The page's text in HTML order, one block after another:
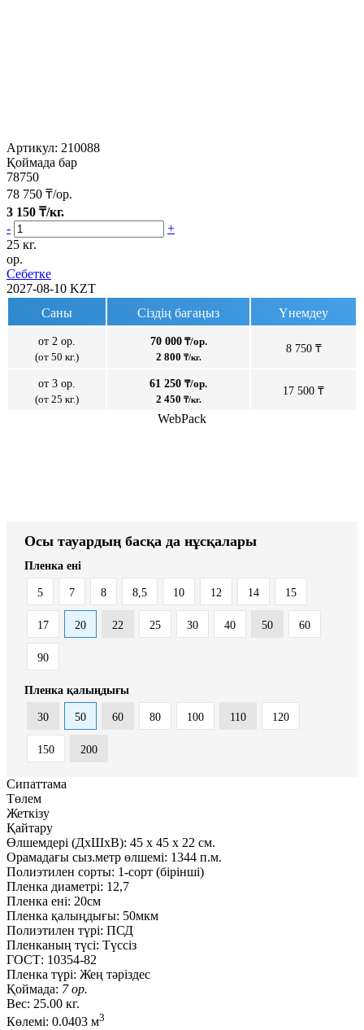
Артикул: 210088
Қоймада бар
78750
78 750 ₸/ор.
3 150 ₸/кг.
-
+
25 кг.
ор.
Себетке
2027-08-10 KZT
Саны
Сіздің бағаңыз Үнемдеу
от 2 ор.
(от 50 кг.)
70 000₸/ор.
2 800 ₸/кг.
8 750 ₸
от 3 ор.
(от 25 кг.)
61 250 ₸/ор.
2 450 ₸/кг.
17 500 ₸
WebPack
Осы тауардың басқа да нұсқалары
Пленка ені
5 7 8 8,5 10 12 14 15
17 20 22 25 30 40 50 60
90
Пленка қалыңдығы
30 50 60 80 100 110 120
150 200
Сипаттама
Төлем
Жеткізу
Қайтару
Өлшемдері (ДxШxВ): 45 x 45 x 22 см.
Орамадағы сыз.метр өлшемі: 1344 п.м.
Полиэтилен сорты: 1-сорт (бірінші)
Пленка диаметрі: 12,7
Пленка ені: 20см
Пленка қалыңдығы: 50мкм
Полиэтилен түрі: ПСД
Пленканың түсі: Түссіз
ГОСТ: 10354-82
Пленка түрі: Жең тәріздес
Қоймада: 7 ор.
Вес: 25.00 кг.
Көлемі: 0.0403 м3